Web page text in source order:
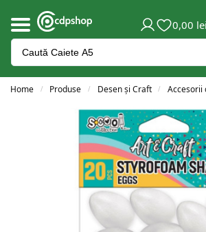
0,00 lei
Home / Produse / Desen și Craft / Accesorii